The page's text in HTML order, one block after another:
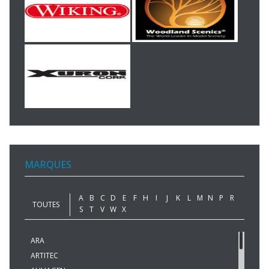
MARQUES
TOUTES
A B C D E F H I J K L M N P
R
S
T V W X
ARA
ARTITEC